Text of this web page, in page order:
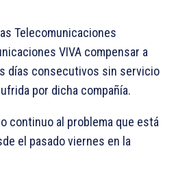
Telecomunicaciones
VIVA compensar a
días consecutivos sin servicio
por dicha compañía.
continuo al problema que está
el pasado viernes en la